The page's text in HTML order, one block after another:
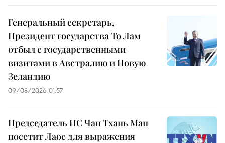
Генеральный секретарь,
Президент государства То Лам
отбыл с государственными
визитами в Австралию и Новую
Зеландию
09/08/2026 01:57
Председатель НС Чан Тхань Ман
посетит Лаос для выражения